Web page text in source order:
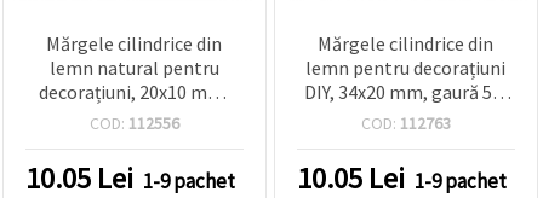
Mărgele cilindrice din
lemn natural pentru
decorațiuni, 20x10 mm,
Orificiu: 4 mm, Culoare
COD: 112556
10.05 Lei 1-9 pachet
Mărgele cilindrice din
lemn pentru decorațiuni
DIY, 34x20 mm, gaură 5,5
mm, culoare lemn natural
COD: 112763
10.05 Lei 1-9 pachet